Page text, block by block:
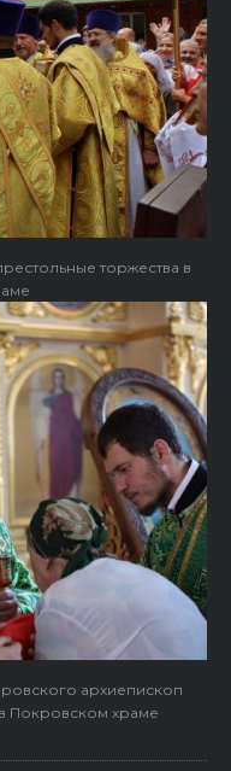
торжества в
архиепископ
Покровском храме